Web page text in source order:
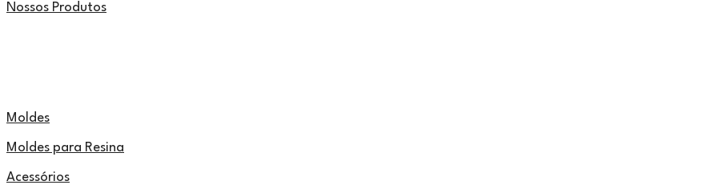
Nossos Produtos
Moldes
Moldes para Resina
Acessórios